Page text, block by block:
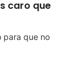
caro que
para que no